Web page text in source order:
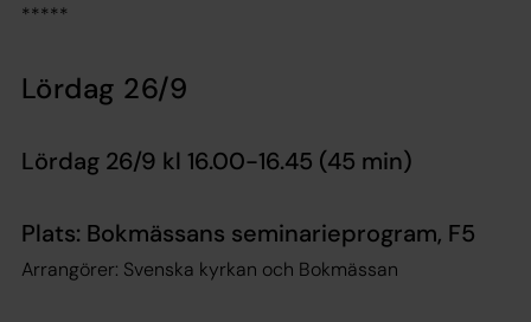
*****
Lördag 26/9
Lördag 26/9 kl 16.00-16.45 (45 min)
Plats: Bokmässans seminarieprogram, F5
Arrangörer: Svenska kyrkan och Bokmässan